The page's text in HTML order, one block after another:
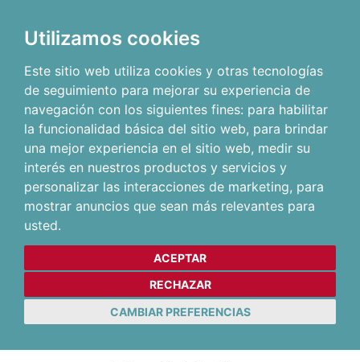
Utilizamos cookies
Este sitio web utiliza cookies y otras tecnologías
de seguimiento para mejorar su experiencia de
navegación con los siguientes fines: para habilitar
la funcionalidad básica del sitio web, para brindar
una mejor experiencia en el sitio web, medir su
interés en nuestros productos y servicios y
personalizar las interacciones de marketing, para
mostrar anuncios que sean más relevantes para
usted.
ACEPTAR
RECHAZAR
CAMBIAR PREFERENCIAS